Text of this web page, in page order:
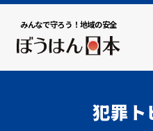
みんなで守ろう！地域の安全
犯罪ト